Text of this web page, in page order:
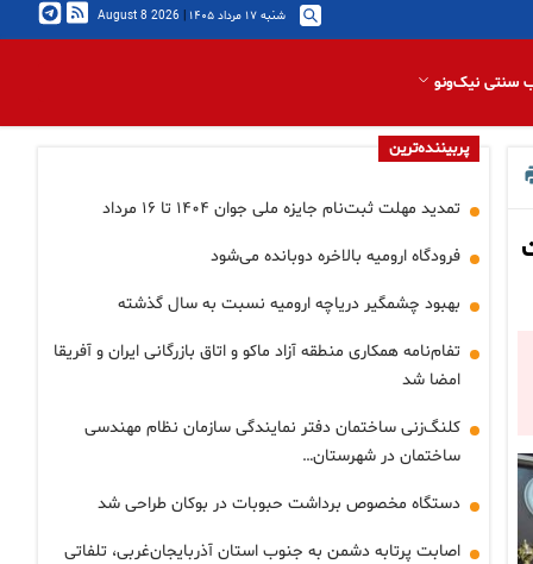
شنبه ۱۷ مرداد ۱۴۰۵ |
2026 August 8
سنتی نیک‌ونو
پربیننده‌ترین
تمدید مهلت ثبت‌نام جایزه ملی جوان ۱۴۰۴ تا ۱۶ مرداد
فرودگاه ارومیه بالاخره دوبانده می‌شود
بهبود چشمگیر دریاچه ارومیه نسبت به سال گذشته
تفام‌نامه همکاری منطقه آزاد ماکو و اتاق بازرگانی ایران و آفریقا
امضا شد
کلنگ‌زنی ساختمان دفتر نمایندگی سازمان نظام مهندسی
ساختمان در شهرستان…
دستگاه مخصوص برداشت حبوبات در بوکان طراحی شد
اصابت پرتابه دشمن به جنوب استان آذربایجان‌غربی، تلفاتی